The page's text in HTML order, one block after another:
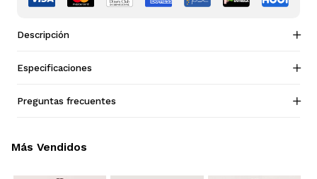
Descripción
Especificaciones
Preguntas frecuentes
Más Vendidos